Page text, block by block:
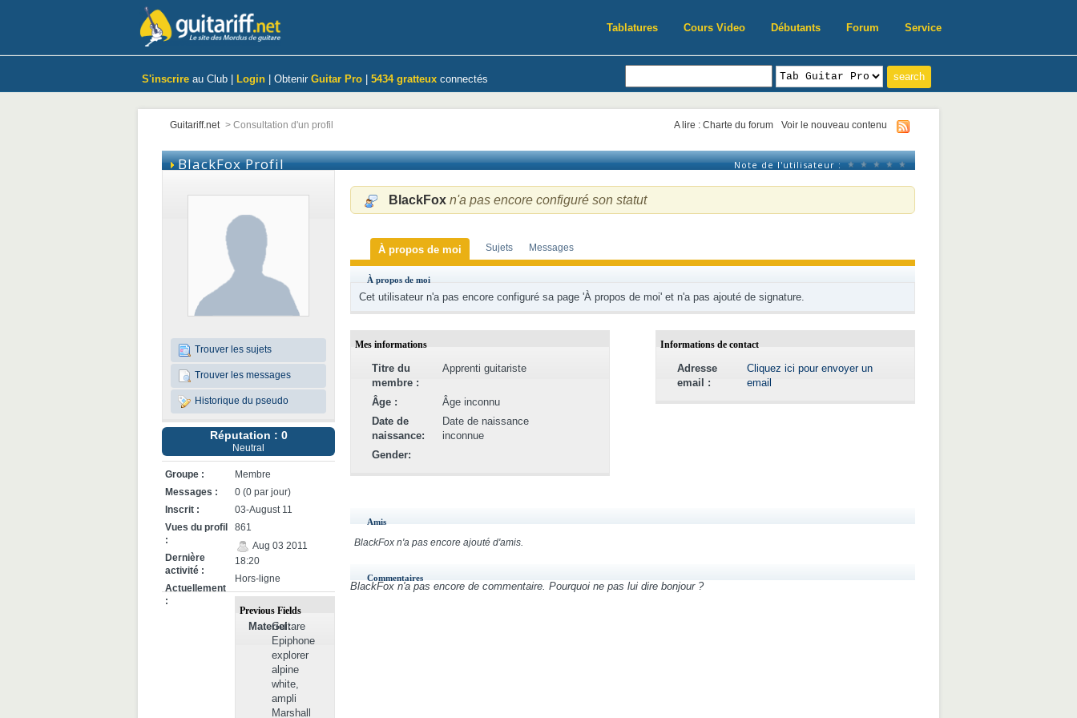
Tablatures Cours Video Débutants Forum Service
S'inscrire au Club | Login | Obtenir Guitar Pro 5434 gratteux connectés
Guitariff.net > Consultation d'un profil A lire : Charte du forum Voir le nouveau contenu
BlackFoxProfil Note de l'utilisateur :
Trouver les sujets
Trouver les messages
Historique du pseudo
Réputation : 0
Neutral
Groupe :
Membre
Messages :
0 (0 par jour)
Inscrit :
03-August 11
Vues du profil
:
861
Dernière
activité :
Aug 03 2011
18:20
Actuellement
:
Hors-ligne
Previous Fields
Materiel:
Guitare
Epiphone
explorer
alpine
white,
ampli
Marshall
BlackFox n'a pas encore configuré son statut
À propos de moi Sujets Messages
À propos de moi
Cet utilisateur n'a pas encore configuré sa page 'À propos de moi' et n'a pas ajouté de signature.
Mes informations
Titre du
membre :
Apprenti guitariste
Âge :
Âge inconnu
Date de
naissance:
Date de naissance
inconnue
Gender:
Informations de contact
Adresse
email :
Cliquez ici pour envoyer un
email
Amis
BlackFox n'a pas encore ajouté d'amis.
Commentaires
BlackFox n'a pas encore de commentaire. Pourquoi ne pas lui dire bonjour ?